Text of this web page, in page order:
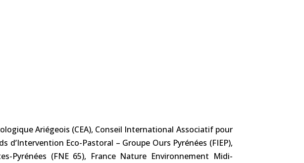
Ariégeois (CEA), Conseil International Associatif pour
d’Intervention Eco-Pastoral – Groupe Ours Pyrénées (FIEP),
Pyrénées (FNE 65), France Nature Environnement Midi-